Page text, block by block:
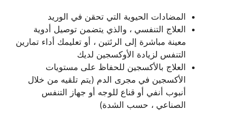
المضادات الحيوية التي تحقن في الوريد
العلاج التنفسي ، والذي يتضمن توصيل أدوية
معينة مباشرة إلى الرئتين ، أو تعليمك أداء تمارين
التنفس لزيادة الأوكسجين لديك
العلاج بالأكسجين للحفاظ على مستويات
الأكسجين في مجرى الدم (يتم تلقيه من خلال
أنبوب أنفي أو قناع للوجه أو جهاز التنفس
الصناعي ، حسب الشدة)